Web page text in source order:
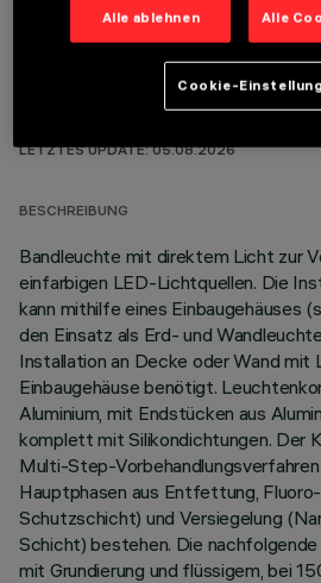
TECHNISCHE DATEN
LETZTES UPDATE: 05.08.2026
BESCHREIBUNG
Bandleuchte mit direktem Licht zur
einfarbigen LED-Lichtquellen. Die
kann mithilfe eines Einbaugehäuses
den Einsatz als Erd- und
Installation an Decke oder Wand mit
Einbaugehäuse benötigt.
Aluminium, mit Endstücken aus
komplett mit Silikondichtungen. Der
Multi-Step-
Hauptphasen aus Entfettung,
Schutzschicht) und Versiegelung
Schicht) bestehen. Die
mit Grundierung und flüssigem, bei
Alle ablehnen Alle
Cookie-